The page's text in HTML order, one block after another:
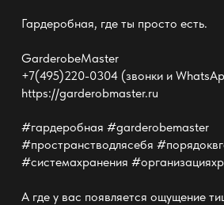
Гардеробная, где ты просто есть.
GarderobeMaster
+7(495)220-0304 (звонки и
https://garderobmaster.ru
#гардеробная #garderobemaster
#пространстводлясебя
#системахранения
А где у вас появляется ощущение